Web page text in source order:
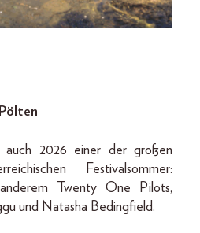
auch 2026 einer der großen
Festivalsommer:
Twenty One Pilots,
und Natasha Bedingfield.